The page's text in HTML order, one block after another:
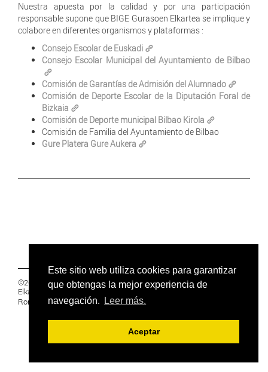
Este sitio web utiliza cookies para garantizar
que obtengas la mejor experiencia de
navegación.
Leer más.
Aceptar
Nuestra apuesta por la calidad y por una participación
responsable supone que BIGE Gurasoen Elkartea se implique y
colabore en diferentes organismos y plataformas :
Consejo Escolar de Euskadi
Consejo Escolar Municipal del Ayuntamiento de Bilbao
Comisión de Garantías de Admisión del Alumnado
Comisión de Deporte Escolar de la Diputación Foral de
Bizkaia
Comisión de Deporte municipal Bilbao Kirola
Comisión de Familia del Ayuntamiento de Bilbao
Gure Platera Gure Aukera
©2019 Euskal Herriko Ikasleen Gurasoen
Elkartea -PRIVACIDAD
Ronda 27, 1 Ezk, 48005 Bilbao, Bizkaia